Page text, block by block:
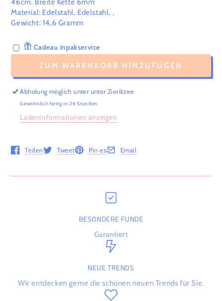
46cm. Breite Kette 6mm
Material: Edelstahl, Edelstahl, ,
Gewicht: 14,6 Gramm
Cadeau inpakservice
ZUM WARENKORB HINZUFÜGEN
Abholung möglich unter unter Zierikzee
Gewöhnlich fertig in 24 Stunden
Ladeninformationen anzeigen
Teilen
Öffnet in einem neuen Fenster.
Tweet
Öffnet in einem neuen Fenster.
Pin es
Öffnet in einem neuen Fenster.
Email
Öffnet in einem neuen Fenster.
BESONDERE FUNDE
Garantiert
NEUE TRENDS
Wir entdecken gerne die schönen neuen Trends für Sie.